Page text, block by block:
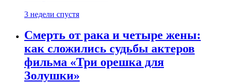
3 недели спустя
Смерть от рака и четыре жены:
как сложились судьбы актеров
фильма «Три орешка для
Золушки»